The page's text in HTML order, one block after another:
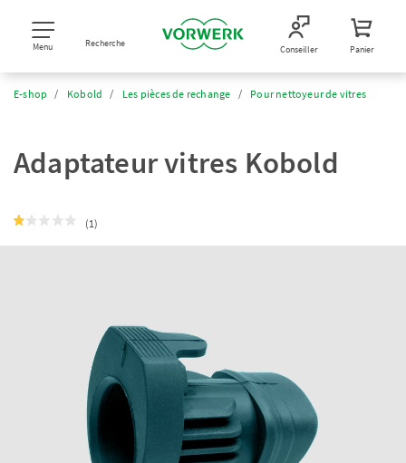
Menu Recherche Conseiller Panier
E-shop Kobold Les pièces de rechange Pour nettoyeur de vitres
Adaptateur vitres Kobold
(1)